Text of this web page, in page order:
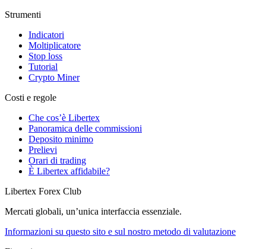
Strumenti
Indicatori
Moltiplicatore
Stop loss
Tutorial
Crypto Miner
Costi e regole
Che cos’è Libertex
Panoramica delle commissioni
Deposito minimo
Prelievi
Orari di trading
È Libertex affidabile?
Libertex Forex Club
Mercati globali, un’unica interfaccia essenziale.
Informazioni su questo sito e sul nostro metodo di valutazione